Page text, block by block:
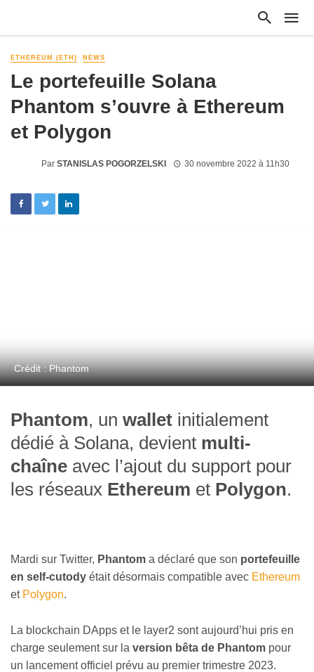
ETHEREUM (ETH) NEWS
Le portefeuille Solana
Phantom s’ouvre à Ethereum
et Polygon
Par STANISLAS POGORZELSKI 30 novembre 2022 à 11h30
Crédit : Phantom
Phantom, un wallet initialement
dédié à Solana, devient multi-
chaîne avec l’ajout du support pour
les réseaux Ethereum et Polygon.
Mardi sur Twitter, Phantom a déclaré que son portefeuille
en self-cutody était désormais compatible avec Ethereum
et Polygon.
La blockchain DApps et le layer2 sont aujourd’hui pris en
charge seulement sur la version bêta de Phantom pour
un lancement officiel prévu au premier trimestre 2023.